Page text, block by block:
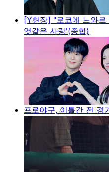
[Y현장] "로코에 느와르
엿같은 사랑'(종합)
프로야구, 이틀간 전 경